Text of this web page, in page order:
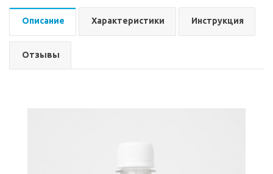
Описание Характеристики Инструкция
Отзывы